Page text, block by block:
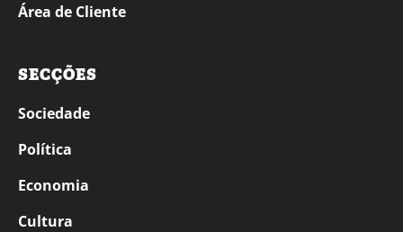
Área de Cliente
SECÇÕES
Sociedade
Política
Economia
Cultura